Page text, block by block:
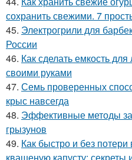
сохранить свежими. 7
45. Электрогрили для
России
46. Как сделать емкость
своими руками
47. Семь проверенных
крыс навсегда
48. Эффективные методы
грызунов
49. Как быстро и без потери